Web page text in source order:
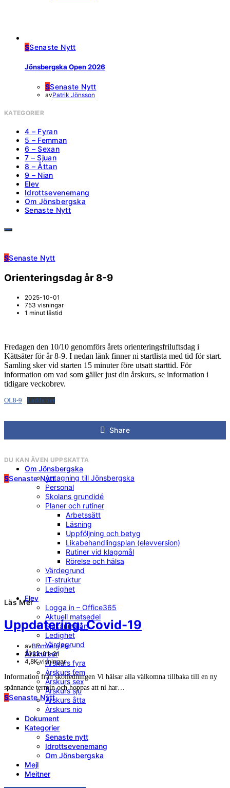
SSenaste Nytt
Jönsbergska Open 2026
SSenaste Nytt
avPatrik Jönsson
KATEGORIER
4 – Fyran
5 – Femman
6 – Sexan
7 – Sjuan
8 – Åttan
9 – Nian
Elev
Idrottsevenemang
Om Jönsbergska
Senaste Nytt
Om Jönsbergska
Antagning till Jönsbergska
Personal
Skolans grundidé
Planer och rutiner
Arbetssätt
Läsning
Uppföljning och betyg
Likabehandlingsplan (elevversion)
Rutiner vid klagomål
Rörelse och hälsa
Värdegrund
IT-struktur
Ledighet
Elev
Logga in – Office365
Aktuell matsedel
Sjukanmälan
Ledighet
Värdegrund
Årskurser
Årskurs fyra
Årskurs fem
Årskurs sex
Årskurs sju
Årskurs åtta
Årskurs nio
Dokument
Kategorier
Senaste nytt
Idrottsevenemang
Om Jönsbergska
Mejl
Meitner
SSenaste Nytt
Orienteringsdag år 8-9
2025-10-01
753 visningar
1 minut lästid
Fredagen den 10/10 genomförs årets orienteringsfriluftsdag i
Kättsäter för år 8-9. I nedan länk finner ni startlista med tid för start.
Samling sker vid starten 15 minuter före utsatt starttid. För
information om vad som gäller just din årskurs, se information i
tidigare veckobrev.
OL8-9 Ladda ner
Share
DU KAN ÄVEN UPPSKATTA
SSenaste Nytt
Läs Mer
Uppdatering: Covid-19
avBlomberg Per
2022-01-21
4,8K visningar
Information från skolledningen Vi hälsar alla välkomna tillbaka till en ny
spännande termin och hoppas att ni har…
SSenaste Nytt